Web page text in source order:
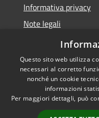
Informativa privacy
Note legali
Dichiarazione di
Accessibilità
Questo sito web utilizza
necessari al corretto
nonché un cookie
informazioni
Per maggiori dettagli, può